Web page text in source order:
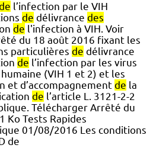
l’infection par le VIH
de délivrance des
de l'infection à VIH. Voir
du 18 août 2016 fixant les
particulières de délivrance
de l’infection par les virus
(VIH 1 et 2) et les
et d’accompagnement de la
de l’article L. 3121-2-2
Télécharger Arrêté du
Ko Tests Rapides
01/08/2016 Les conditions
de